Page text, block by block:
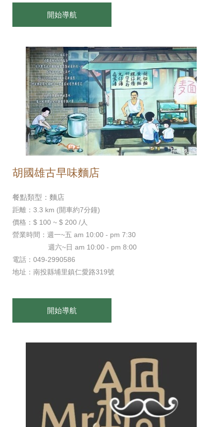
開始導航
胡國雄古早味麵店
餐點類型：麵店
距離：3.3 km (開車約7分鐘)
價格：$ 100 ~ $ 200 /人
營業時間：週一~五 am 10:00 - pm 7:30
週六~日 am 10:00 - pm 8:00
電話：049-2990586
地址：南投縣埔里鎮仁愛路319號
開始導航